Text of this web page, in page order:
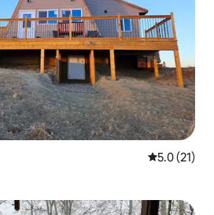
レビュー21
5.0 (21)